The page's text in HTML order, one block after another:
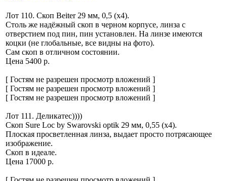
Лот 110. Скоп Beiter 29 мм, 0,5 (х4).
Столь же надёжный скоп в черном корпусе, линза с
отверстием под пин, пин установлен. На линзе имеются
коцки (не глобальные, все видны на фото).
Сам скоп в отличном состоянии.
Цена 5400 р.
[ Гостям не разрешен просмотр вложений ]
[ Гостям не разрешен просмотр вложений ]
[ Гостям не разрешен просмотр вложений ]
Лот 111. Деликатес))))
Скоп Sure Loc by Swarovski optik 29 мм, 0,55 (х4).
Плоская просветленная линза, выдает просто потрясающее
изображение.
Скоп в идеале.
Цена 17000 р.